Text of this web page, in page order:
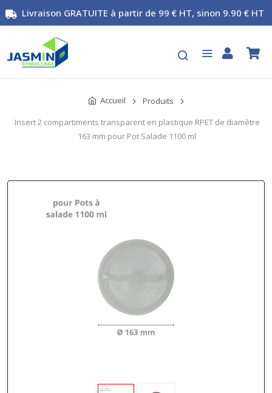
Livraison GRATUITE à partir de 99 € HT, sinon 9.90 € HT
Accueil
Produits
Insert 2 compartiments transparent en plastique RPET de diamètre
163 mm pour Pot Salade 1100 ml